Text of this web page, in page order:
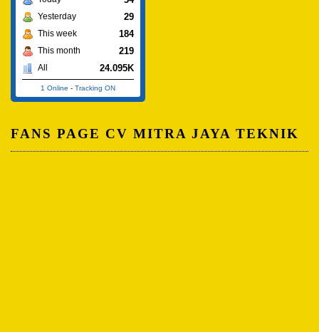
Yesterday 29
This week 184
This month 219
All 24.095K
1 Online - Tracking ON
FANS PAGE CV MITRA JAYA TEKNIK